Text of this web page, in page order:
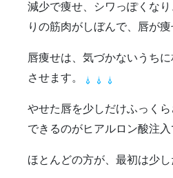
減少で痩せ、シワっぽくな
りの筋肉がしぼんで、唇が痩
唇痩せは、気づかないうち
させます。
やせた唇を少しだけふっく
できるのがヒアルロン酸注入
ほとんどの方が、最初は少し